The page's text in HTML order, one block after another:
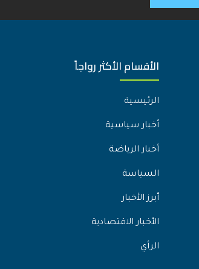
الأقسام الأكثر رواجاً
الرئيسية
أخبار سياسية
أخبار الرياضة
السياسة
أبرز الأخبار
الأخبار الاقتصادية
الرأي